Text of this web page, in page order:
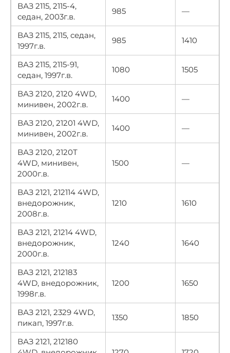
ВАЗ 2115, 2115-4,
седан, 2003г.в.
985 —
ВАЗ 2115, 2115, седан,
1997г.в.
985 1410
ВАЗ 2115, 2115-91,
седан, 1997г.в.
1080 1505
ВАЗ 2120, 2120 4WD,
минивен, 2002г.в.
1400 —
ВАЗ 2120, 21201 4WD,
минивен, 2002г.в.
1400 —
ВАЗ 2120, 2120Т
4WD, минивен,
2000г.в.
1500 —
ВАЗ 2121, 212114 4WD,
внедорожник,
2008г.в.
1210 1610
ВАЗ 2121, 21214 4WD,
внедорожник,
2000г.в.
1240 1640
ВАЗ 2121, 212183
4WD, внедорожник,
1998г.в.
1200 1650
ВАЗ 2121, 2329 4WD,
пикап, 1997г.в.
1350 1850
ВАЗ 2121, 212180